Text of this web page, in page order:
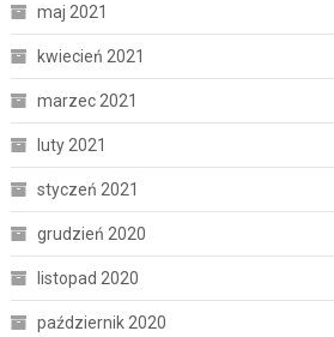
maj 2021
kwiecień 2021
marzec 2021
luty 2021
styczeń 2021
grudzień 2020
listopad 2020
październik 2020